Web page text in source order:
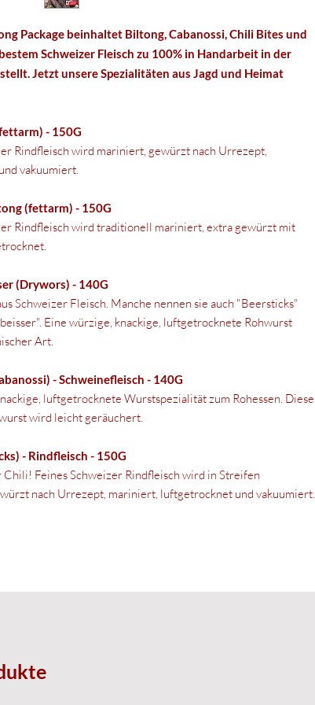
Package beinhaltet Biltong, Cabanossi, Chili Bites und
Schweizer Fleisch zu 100% in Handarbeit in der
Jetzt unsere Spezialitäten aus Jagd und Heimat
- 150G
Rindfleisch wird mariniert, gewürzt nach Urrezept,
vakuumiert.
(fettarm) - 150G
Rindfleisch wird traditionell mariniert, extra gewürzt mit
(Drywors) - 140G
Schweizer Fleisch. Manche nennen sie auch "Beersticks"
Eine würzige, knackige, luftgetrocknete Rohwurst
Art.
- Schweinefleisch - 140G
luftgetrocknete Wurstspezialität zum Rohessen. Diese
wird leicht geräuchert.
- Rindfleisch - 150G
Feines Schweizer Rindfleisch wird in Streifen
nach Urrezept, mariniert, luftgetrocknet und vakuumiert.